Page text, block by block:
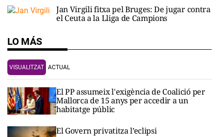
Jan Virgili fitxa pel Bruges: De jugar contra
el Ceuta a la Lliga de Campions
LO MÁS
VISUALITZAT ACTUAL
El PP assumeix l'exigència de Coalició per
Mallorca de 15 anys per accedir a un
habitatge públic
El Govern privatitza l’eclipsi